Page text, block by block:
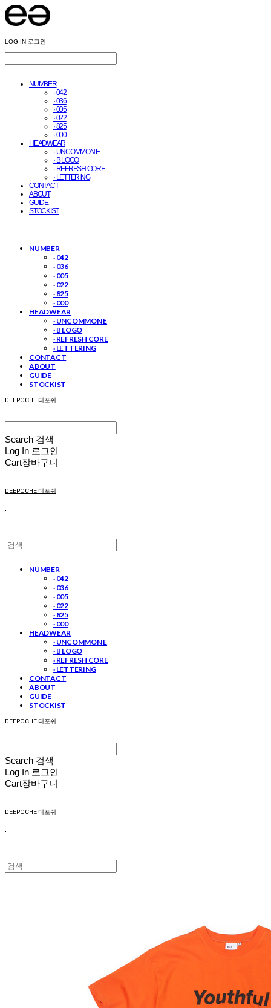
LOG IN 로그인
NUMBER
· 042
· 036
· 005
· 022
· 825
· 000
HEADWEAR
· UNCOMMON E
· B LOGO
· REFRESH CORE
· LETTERING
CONTACT
ABOUT
GUIDE
STOCKIST
NUMBER
· 042
· 036
· 005
· 022
· 825
· 000
HEADWEAR
· UNCOMMON E
· B LOGO
· REFRESH CORE
· LETTERING
CONTACT
ABOUT
GUIDE
STOCKIST
DEEPOCHE 디포쉬
Search 검색
Log In 로그인
Cart장바구니
DEEPOCHE 디포쉬
NUMBER
· 042
· 036
· 005
· 022
· 825
· 000
HEADWEAR
· UNCOMMON E
· B LOGO
· REFRESH CORE
· LETTERING
CONTACT
ABOUT
GUIDE
STOCKIST
DEEPOCHE 디포쉬
Search 검색
Log In 로그인
Cart장바구니
DEEPOCHE 디포쉬